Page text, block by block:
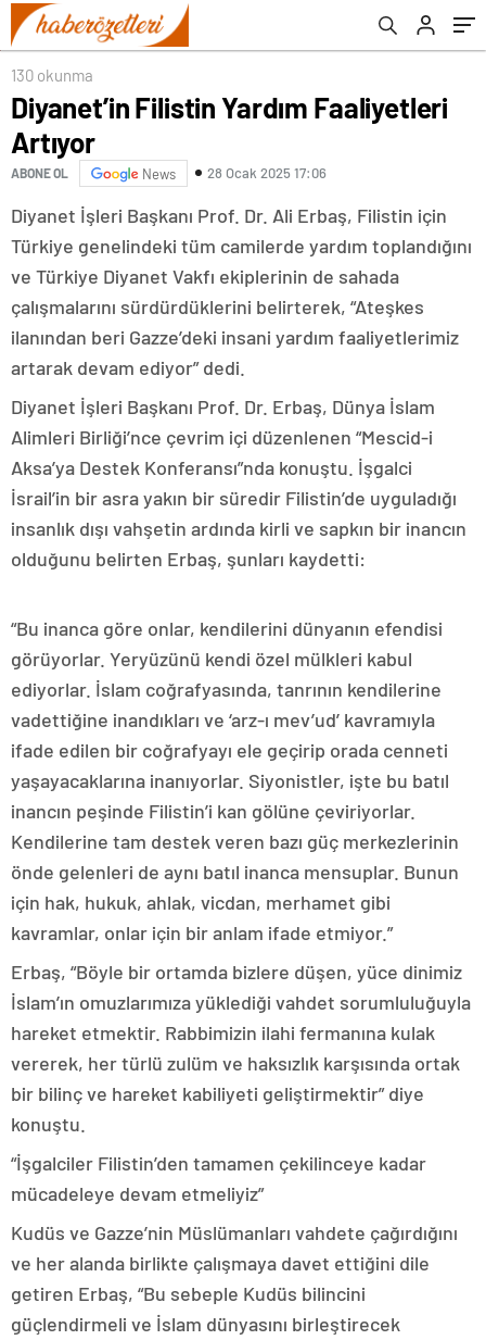
130 okunma
Diyanet’in Filistin Yardım Faaliyetleri
Artıyor
ABONE OL News 28 Ocak 2025 17:06
Diyanet İşleri Başkanı Prof. Dr. Ali Erbaş, Filistin için
Türkiye genelindeki tüm camilerde yardım toplandığını
ve Türkiye Diyanet Vakfı ekiplerinin de sahada
çalışmalarını sürdürdüklerini belirterek, “Ateşkes
ilanından beri Gazze’deki insani yardım faaliyetlerimiz
artarak devam ediyor” dedi.
Diyanet İşleri Başkanı Prof. Dr. Erbaş, Dünya İslam
Alimleri Birliği’nce çevrim içi düzenlenen “Mescid-i
Aksa’ya Destek Konferansı”nda konuştu. İşgalci
İsrail’in bir asra yakın bir süredir Filistin’de uyguladığı
insanlık dışı vahşetin ardında kirli ve sapkın bir inancın
olduğunu belirten Erbaş, şunları kaydetti:
“Bu inanca göre onlar, kendilerini dünyanın efendisi
görüyorlar. Yeryüzünü kendi özel mülkleri kabul
ediyorlar. İslam coğrafyasında, tanrının kendilerine
vadettiğine inandıkları ve ‘arz-ı mev’ud’ kavramıyla
ifade edilen bir coğrafyayı ele geçirip orada cenneti
yaşayacaklarına inanıyorlar. Siyonistler, işte bu batıl
inancın peşinde Filistin’i kan gölüne çeviriyorlar.
Kendilerine tam destek veren bazı güç merkezlerinin
önde gelenleri de aynı batıl inanca mensuplar. Bunun
için hak, hukuk, ahlak, vicdan, merhamet gibi
kavramlar, onlar için bir anlam ifade etmiyor.”
Erbaş, “Böyle bir ortamda bizlere düşen, yüce dinimiz
İslam’ın omuzlarımıza yüklediği vahdet sorumluluğuyla
hareket etmektir. Rabbimizin ilahi fermanına kulak
vererek, her türlü zulüm ve haksızlık karşısında ortak
bir bilinç ve hareket kabiliyeti geliştirmektir” diye
konuştu.
“İşgalciler Filistin’den tamamen çekilinceye kadar
mücadeleye devam etmeliyiz”
Kudüs ve Gazze’nin Müslümanları vahdete çağırdığını
ve her alanda birlikte çalışmaya davet ettiğini dile
getiren Erbaş, “Bu sebeple Kudüs bilincini
güçlendirmeli ve İslam dünyasını birleştirecek